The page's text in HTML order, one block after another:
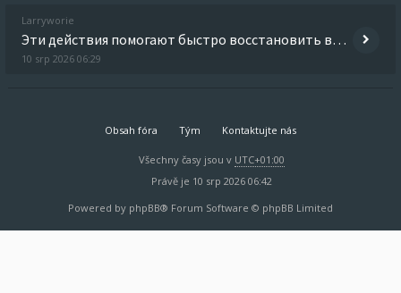
Larryworie
Эти действия помогают быстро восстановить водно-электролитный баланс и снизить нагрузку на внутренние органы. После пров
10 srp 2026 06:29
Obsah fóra Tým Kontaktujte nás
Všechny časy jsou v UTC+01:00
Právě je 10 srp 2026 06:42
Powered by phpBB® Forum Software © phpBB Limited